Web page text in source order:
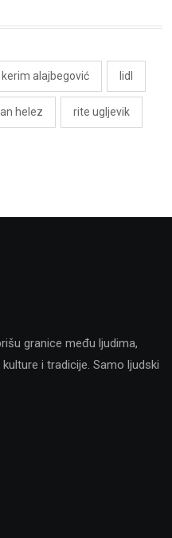
kerim alajbegović lidl
helez rite ugljevik
granice među ljudima,
i tradicije. Samo ljudski